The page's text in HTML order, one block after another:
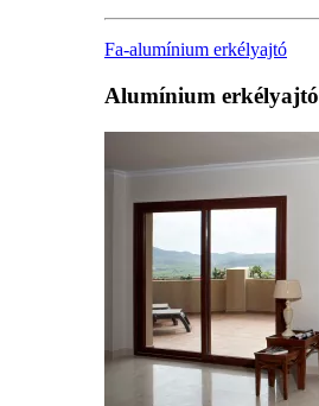
Fa-alumínium erkélyajtó
Alumínium erkélyajtó